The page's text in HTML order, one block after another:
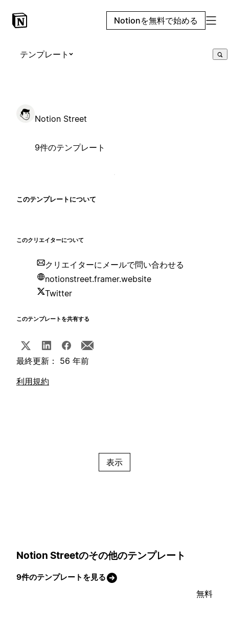
Notionを無料で始める
テンプレート
Notion Street
9件のテンプレート
このテンプレートについて
このクリエイターについて
クリエイターにメールで問い合わせる
notionstreet.framer.website
Twitter
このテンプレートを共有する
最終更新： 56 年前
利用規約
表示
Notion Streetのその他のテンプレート
9件のテンプレートを見る
無料